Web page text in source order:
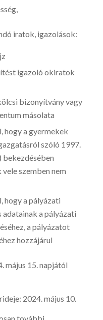
iratok, igazolások:
igazoló okiratok
bizonyítvány vagy
másolata
hogy a gyermekek
szóló 1997.
bekezdésében
szemben nem
hogy a pályázati
a pályázati
a pályázatot
hozzájárul
május 15. napjától
2024. május 10.